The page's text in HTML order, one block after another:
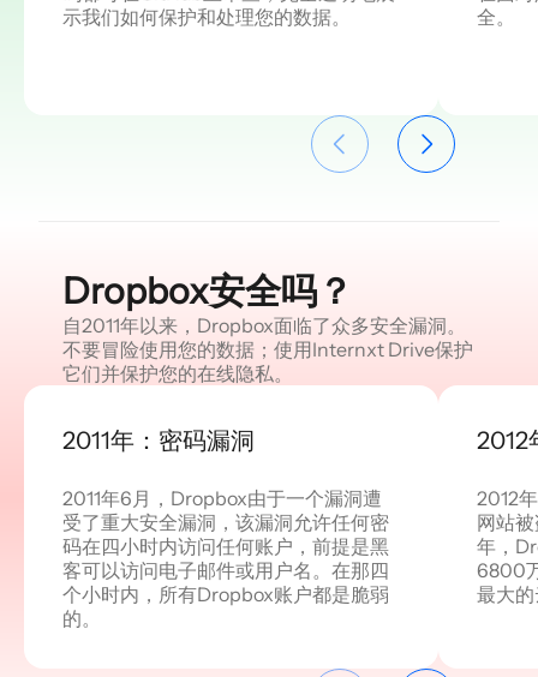
示我们如何保护和处理您的数据。
全。
Dropbox安全吗？
自2011年以来，Dropbox面临了众多安全漏洞。
不要冒险使用您的数据；使用Internxt Drive保护
它们并保护您的在线隐私。
2011年：密码漏洞
2011年6月，Dropbox由于一个漏洞遭
受了重大安全漏洞，该漏洞允许任何密
码在四小时内访问任何账户，前提是黑
客可以访问电子邮件或用户名。在那四
个小时内，所有Dropbox账户都是脆弱
的。
2012
2012
网站
年，
6800
最大